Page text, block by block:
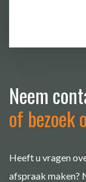
Neem
of bezoek
Heeft u vragen
afspraak maken?